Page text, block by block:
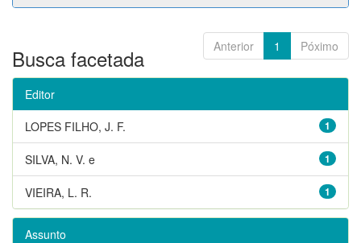
Anterior 1 Póximo
Busca facetada
Editor
1
LOPES FILHO, J. F.
1
SILVA, N. V. e
1
VIEIRA, L. R.
Assunto